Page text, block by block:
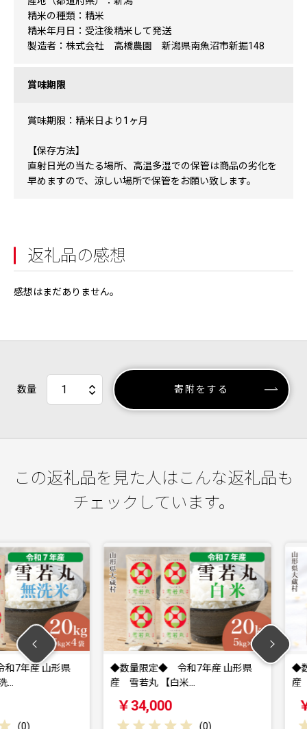
精米の種類：精米
精米年月日：受注後精米して発送
製造者：株式会社 高橋農園 新潟県南魚沼市新掘148
賞味期限
賞味期限：精米日より1ヶ月
【保存方法】
直射日光の当たる場所、高温多湿での保管は商品の劣化を
早めますので、涼しい場所で保管をお願い致します。
返礼品の感想
感想はまだありません。
数量 寄附をする
この返礼品を見た人はこんな返礼品も
チェックしています。
山形県
◆数量限定◆ 令和7年産 山形県
産 雪若丸 【白米…
￥34,000
(0)
◆数量限
産 雪若
￥